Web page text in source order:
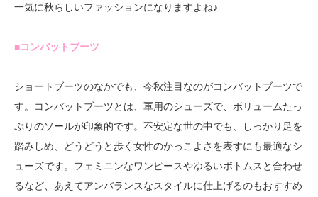
一気に秋らしいファッションになりますよね♪
■コンバットブーツ
ショートブーツのなかでも、今秋注目なのがコンバットブーツで
す。コンバットブーツとは、軍用のシューズで、ボリュームたっ
ぷりのソールが印象的です。不安定な世の中でも、しっかり足を
踏みしめ、どうどうと歩く女性のかっこよさを表すにも最適なシ
ューズです。フェミニンなワンピースやゆるいボトムスと合わせ
るなど、あえてアンバランスなスタイルに仕上げるのもおすすめ